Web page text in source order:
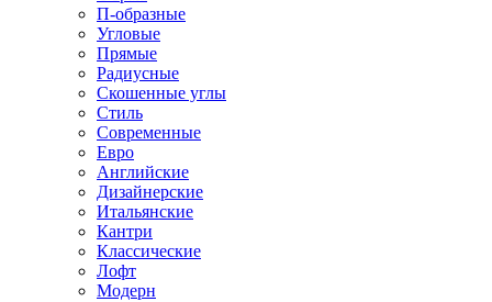
П-образные
Угловые
Прямые
Радиусные
Скошенные углы
Стиль
Современные
Евро
Английские
Дизайнерские
Итальянские
Кантри
Классические
Лофт
Модерн